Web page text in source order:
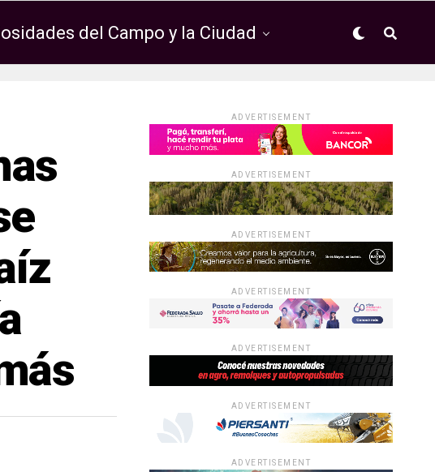
del Campo y la Ciudad
ADVERTISEMENT
ADVERTISEMENT
ADVERTISEMENT
ADVERTISEMENT
ADVERTISEMENT
ADVERTISEMENT
ADVERTISEMENT